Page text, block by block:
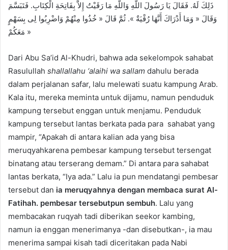
ذَلِكَ لَهُ. فَقَالَ يَا رَسُولَ اللَّهِ وَاللَّهِ مَا رَقَيْتُ إِلاَّ بِفَاتِحَةِ الْكِتَابِ. فَتَبَسَّمَ
وَقَالَ « وَمَا أَدْرَاكَ أَنَّهَا رُقْيَةٌ ». ثُمَّ قَالَ « خُذُوا مِنْهُمْ وَاضْرِبُوا لِى بِسَهْمٍ
مَعَكُمْ »
Dari Abu Sa’id Al-Khudri, bahwa ada sekelompok sahabat
Rasulullah shallallahu ‘alaihi wa sallam dahulu berada
dalam perjalanan safar, lalu melewati suatu kampung Arab.
Kala itu, mereka meminta untuk dijamu, namun penduduk
kampung tersebut enggan untuk menjamu. Penduduk
kampung tersebut lantas berkata pada para sahabat yang
mampir, “Apakah di antara kalian ada yang bisa
meruqyahkarena pembesar kampung tersebut tersengat
binatang atau terserang demam.” Di antara para sahabat
lantas berkata, “Iya ada.” Lalu ia pun mendatangi pembesar
tersebut dan ia meruqyahnya dengan membaca surat Al-
Fatihah. pembesar tersebutpun sembuh. Lalu yang
membacakan ruqyah tadi diberikan seekor kambing,
namun ia enggan menerimanya -dan disebutkan-, ia mau
menerima sampai kisah tadi diceritakan pada Nabi